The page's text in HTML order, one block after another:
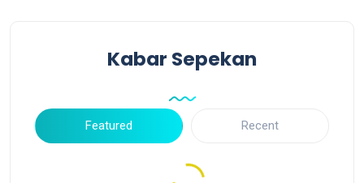
Kabar Sepekan
Featured Recent